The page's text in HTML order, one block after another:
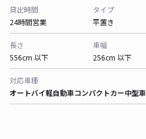
貸出時間
24時間営業
タイプ
平置き
長さ
556cm 以下
車幅
256cm 以下
対応車種
オートバイ軽自動車コンパクトカー中型車